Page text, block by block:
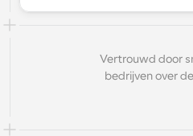
Vertrouwd door
bedrijven over